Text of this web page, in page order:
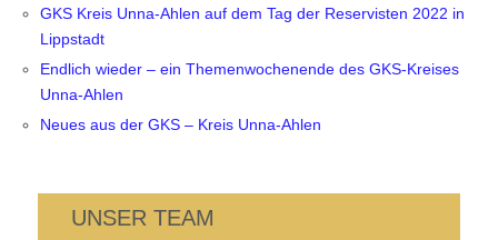
GKS Kreis Unna-Ahlen auf dem Tag der Reservisten 2022 in
Lippstadt
Endlich wieder – ein Themenwochenende des GKS-Kreises
Unna-Ahlen
Neues aus der GKS – Kreis Unna-Ahlen
UNSER TEAM